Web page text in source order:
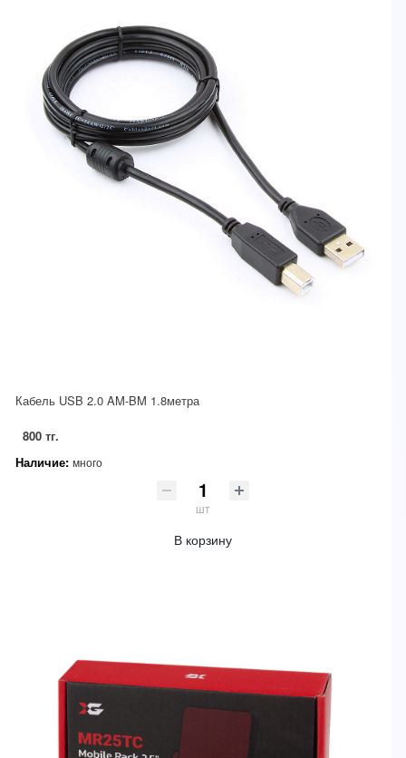
Кабель USB 2.0 AM-BM 1.8метра
800 тг.
Наличие: много
шт
В корзину